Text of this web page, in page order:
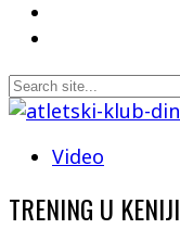
Video
TRENING U KENIJI